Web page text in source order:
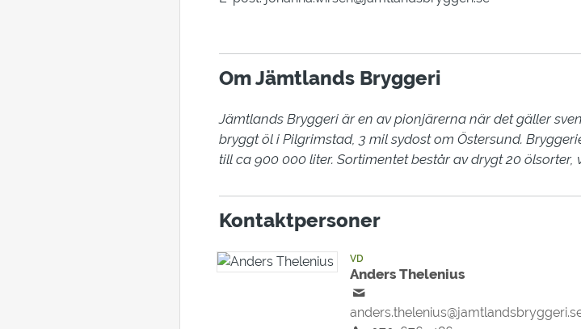
Om Jämtlands Bryggeri
Jämtlands Bryggeri är en av pionjärerna när det gäller
bryggt öl i Pilgrimstad, 3 mil sydost om Östersund.
till ca 900 000 liter. Sortimentet består av drygt 20
Kontaktpersoner
VD
Anders Thelenius